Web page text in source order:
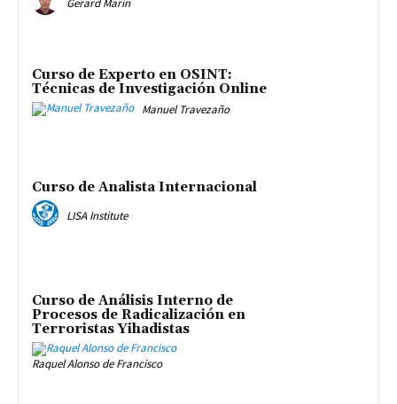
Gerard Marín
Curso de Experto en OSINT:
Técnicas de Investigación Online
Manuel Travezaño
Curso de Analista Internacional
LISA Institute
Curso de Análisis Interno de
Procesos de Radicalización en
Terroristas Yihadistas
Raquel Alonso de Francisco